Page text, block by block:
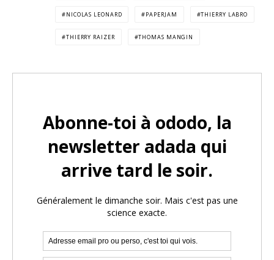
NICOLAS LEONARD PAPERJAM THIERRY LABRO
THIERRY RAIZER THOMAS MANGIN